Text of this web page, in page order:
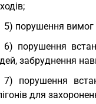
5) порушення вимог
6) порушення
забруднення
7) порушення
для